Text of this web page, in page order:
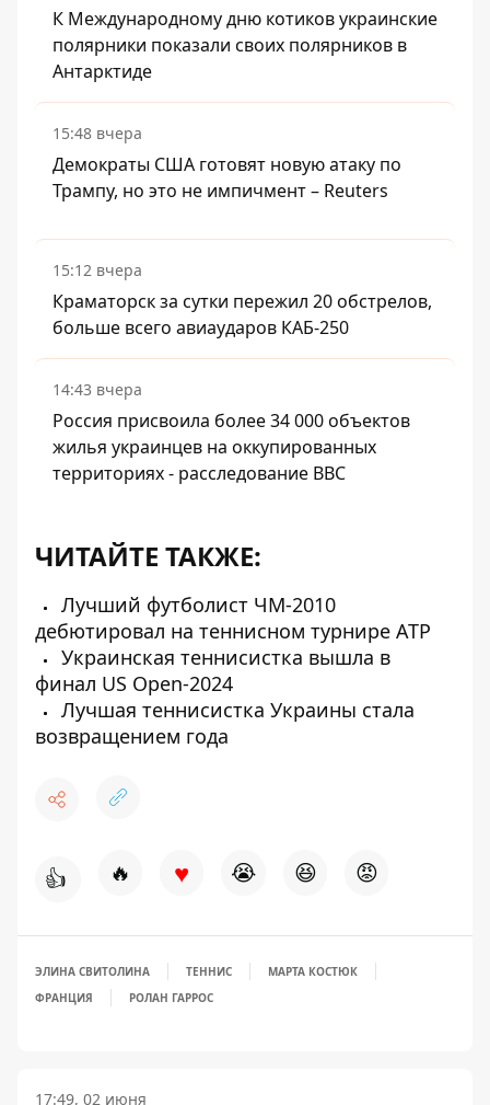
К Международному дню котиков украинские
полярники показали своих полярников в
Антарктиде
15:48 вчера
Демократы США готовят новую атаку по
Трампу, но это не импичмент – Reuters
15:12 вчера
Краматорск за сутки пережил 20 обстрелов,
больше всего авиаударов КАБ-250
14:43 вчера
Россия присвоила более 34 000 объектов
жилья украинцев на оккупированных
территориях - расследование BBC
ЧИТАЙТЕ ТАКЖЕ:
Лучший футболист ЧМ-2010
дебютировал на теннисном турнире ATP
Украинская теннисистка вышла в
финал US Open-2024
Лучшая теннисистка Украины стала
возвращением года
👍 🔥 ♥ 😭 😆 😡
ЭЛИНА СВИТОЛИНА ТЕННИС
МАРТА КОСТЮК
ФРАНЦИЯ
РОЛАН ГАРРОС
17:49, 02 июня